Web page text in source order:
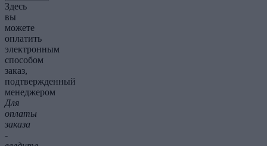
Здесь
вы
можете
оплатить
электронным
способом
заказ,
подтвержденный
менеджером
Для
оплаты
заказа
-